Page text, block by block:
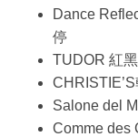
Dance
停
TUDOR 紅
Salone del
Comme des